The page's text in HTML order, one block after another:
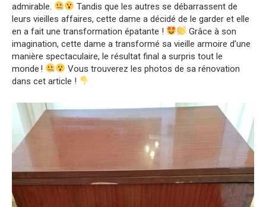
admirable.
Tandis que les autres se débarrassent de
leurs vieilles affaires, cette dame a décidé de le garder et elle
en a fait une transformation épatante !
Grâce à son
imagination, cette dame a transformé sa vieille armoire d’une
manière spectaculaire, le résultat final a surpris tout le
monde !
Vous trouverez les photos de sa rénovation
dans cet article !